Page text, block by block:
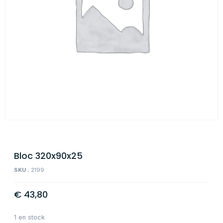
Bloc 320x90x25
SKU : 2199
€ 43,80
1 en stock